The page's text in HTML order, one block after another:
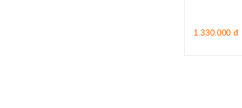
1.330.000 đ